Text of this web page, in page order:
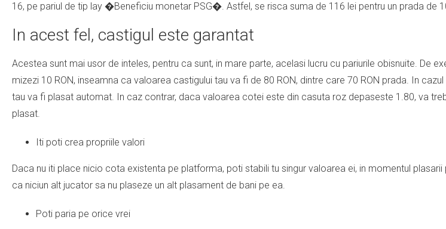
16, pe pariul de tip lay �Beneficiu monetar PSG�. Astfel, se risca suma de 116 lei pentru un prada de
In acest fel, castigul este garantat
Acestea sunt mai usor de inteles, pentru ca sunt, in mare parte, acelasi lucru cu pariurile obisnuite. De
mizezi 10 RON, inseamna ca valoarea castigului tau va fi de 80 RON, dintre care 70 RON prada. In
tau va fi plasat automat. In caz contrar, daca valoarea cotei este din casuta roz depaseste 1.80, va
plasat.
Iti poti crea propriile valori
Daca nu iti place nicio cota existenta pe platforma, poti stabili tu singur valoarea ei, in momentul
ca niciun alt jucator sa nu plaseze un alt plasament de bani pe ea.
Poti paria pe orice vrei